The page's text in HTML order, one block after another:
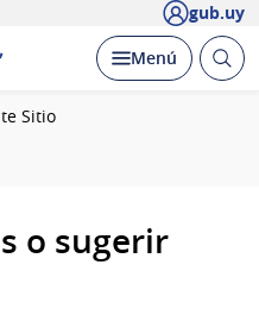
gub.uy
Desplegar
Menú Abrir
Sitio
o sugerir